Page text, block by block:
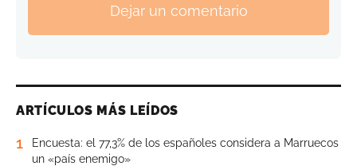
Dejar un comentario
ARTÍCULOS MÁS LEÍDOS
1
Encuesta: el 77,3% de los españoles considera a Marruecos
un «país enemigo»